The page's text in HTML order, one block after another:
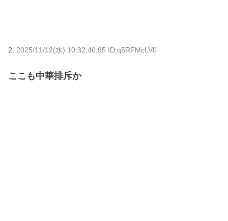
2: 2025/11/12(水) 10:32:40.95 ID:q5RFMcLV0
ここも中華排斥か